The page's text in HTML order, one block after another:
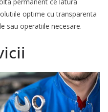
optime cu transparenta
sau operatiile necesare.